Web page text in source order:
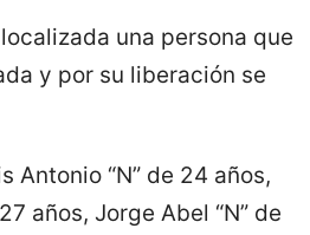
una persona que
y por su liberación se
Antonio “N” de 24 años,
años, Jorge Abel “N” de